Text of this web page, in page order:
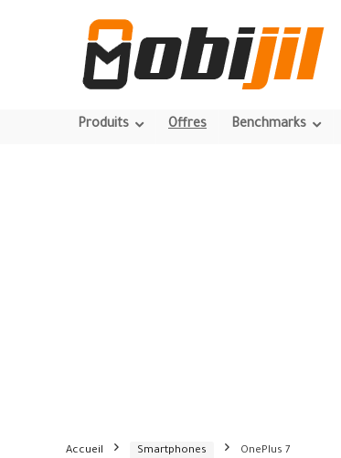
Produits Offres Benchmarks
Accueil Smartphones OnePlus 7